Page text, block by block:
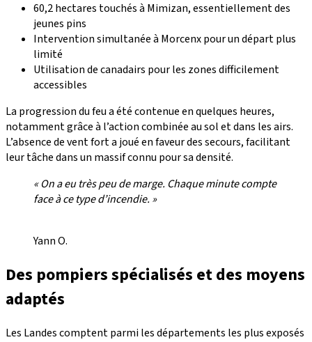
60,2 hectares touchés à Mimizan, essentiellement des
jeunes pins
Intervention simultanée à Morcenx pour un départ plus
limité
Utilisation de canadairs pour les zones difficilement
accessibles
La progression du feu a été contenue en quelques heures,
notamment grâce à l’action combinée au sol et dans les airs.
L’absence de vent fort a joué en faveur des secours, facilitant
leur tâche dans un massif connu pour sa densité.
« On a eu très peu de marge. Chaque minute compte
face à ce type d’incendie. »
Yann O.
Des pompiers spécialisés et des moyens
adaptés
Les Landes comptent parmi les départements les plus exposés